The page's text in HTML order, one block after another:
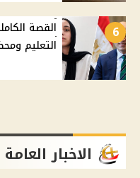
6
التعليم
الاخبار العامة